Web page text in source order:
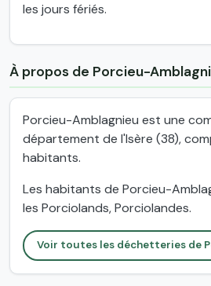
les jours fériés.
À propos de Porcieu-
Porcieu-Amblagnieu est une
département de l'Isère (38),
habitants.
Les habitants de Porcieu-
les Porciolands, Porciolandes.
Voir toutes les déchetteries de